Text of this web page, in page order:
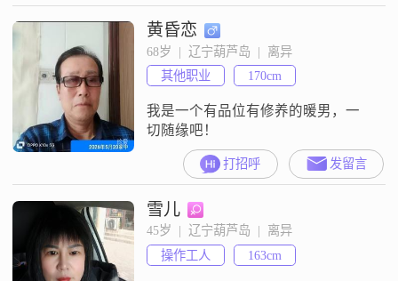
入在3001到5000元之间##3002##我
性格随和，容易相处，喜欢享受当
下的生活##3002##平时我喜欢看电
影和追剧，这让我能够在忙碌的工
作之余放松心情##3002##我认为在
一段关系中
黄昏恋
68岁  |  辽宁葫芦岛  |  离异
其他职业
170cm
我是一个有品位有修养的暖男，一
切随缘吧！
打招呼 发留言
雪儿
45岁  |  辽宁葫芦岛  |  离异
操作工人
163cm